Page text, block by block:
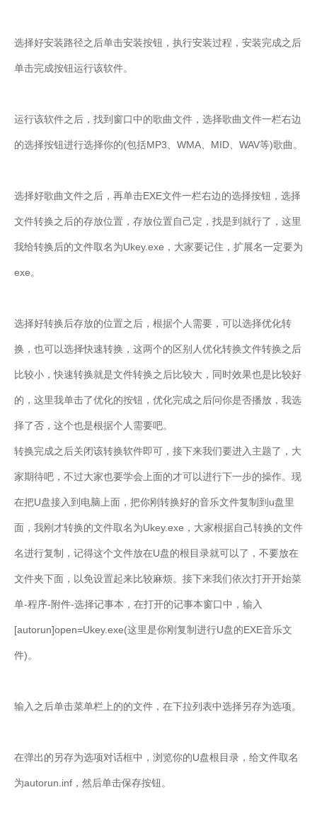
选择好安装路径之后单击安装按钮，执行安装过程，安装完成之后
单击完成按钮运行该软件。
运行该软件之后，找到窗口中的歌曲文件，选择歌曲文件一栏右边
的选择按钮进行选择你的(包括MP3、WMA、MID、WAV等)歌曲。
选择好歌曲文件之后，再单击EXE文件一栏右边的选择按钮，选择
文件转换之后的存放位置，存放位置自己定，找是到就行了，这里
我给转换后的文件取名为Ukey.exe，大家要记住，扩展名一定要为
exe。
选择好转换后存放的位置之后，根据个人需要，可以选择优化转
换，也可以选择快速转换，这两个的区别人优化转换文件转换之后
比较小，快速转换就是文件转换之后比较大，同时效果也是比较好
的，这里我单击了优化的按钮，优化完成之后问你是否播放，我选
择了否，这个也是根据个人需要吧。
转换完成之后关闭该转换软件即可，接下来我们要进入主题了，大
家期待吧，不过大家也要学会上面的才可以进行下一步的操作。现
在把U盘接入到电脑上面，把你刚转换好的音乐文件复制到u盘里
面，我刚才转换的文件取名为Ukey.exe，大家根据自己转换的文件
名进行复制，记得这个文件放在U盘的根目录就可以了，不要放在
文件夹下面，以免设置起来比较麻烦。接下来我们依次打开开始菜
单-程序-附件-选择记事本，在打开的记事本窗口中，输入
[autorun]open=Ukey.exe(这里是你刚复制进行U盘的EXE音乐文
件)。
输入之后单击菜单栏上的的文件，在下拉列表中选择另存为选项。
在弹出的另存为选项对话框中，浏览你的U盘根目录，给文件取名
为autorun.inf，然后单击保存按钮。